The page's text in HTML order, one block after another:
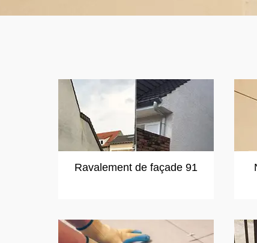
Ravalement de façade 91